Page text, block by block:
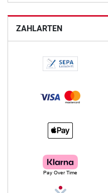
ZAHLARTEN